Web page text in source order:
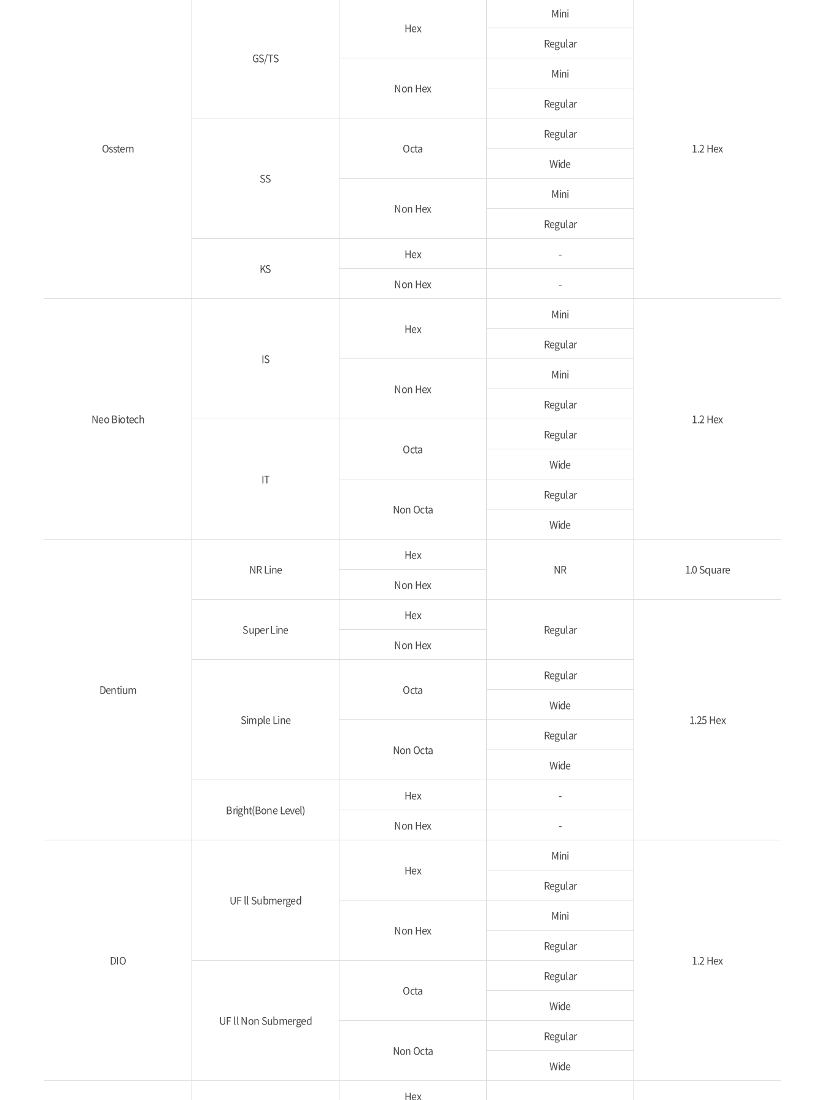
Osstem
GS/TS
Hex
Mini
1.2 Hex
Regular
Non Hex
Mini
Regular
SS
Octa
Regular
Wide
Non Hex
Mini
Regular
KS
Hex -
Non Hex -
Neo Biotech
IS
Hex
Mini
1.2 Hex
Regular
Non Hex
Mini
Regular
IT
Octa
Regular
Wide
Non Octa
Regular
Wide
Dentium
NR Line
Hex
NR
1.0 Square
Non Hex
Super Line
Hex
Regular
1.25 Hex
Non Hex
Simple Line
Octa
Regular
Wide
Non Octa
Regular
Wide
Bright(Bone Level)
Hex -
Non Hex -
DIO
UF ll Submerged
Hex
Mini
1.2 Hex
Regular
Non Hex
Mini
Regular
UF ll Non Submerged
Octa
Regular
Wide
Non Octa
Regular
Wide
Hex